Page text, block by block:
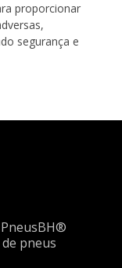
proporcionar
segurança e
pneus